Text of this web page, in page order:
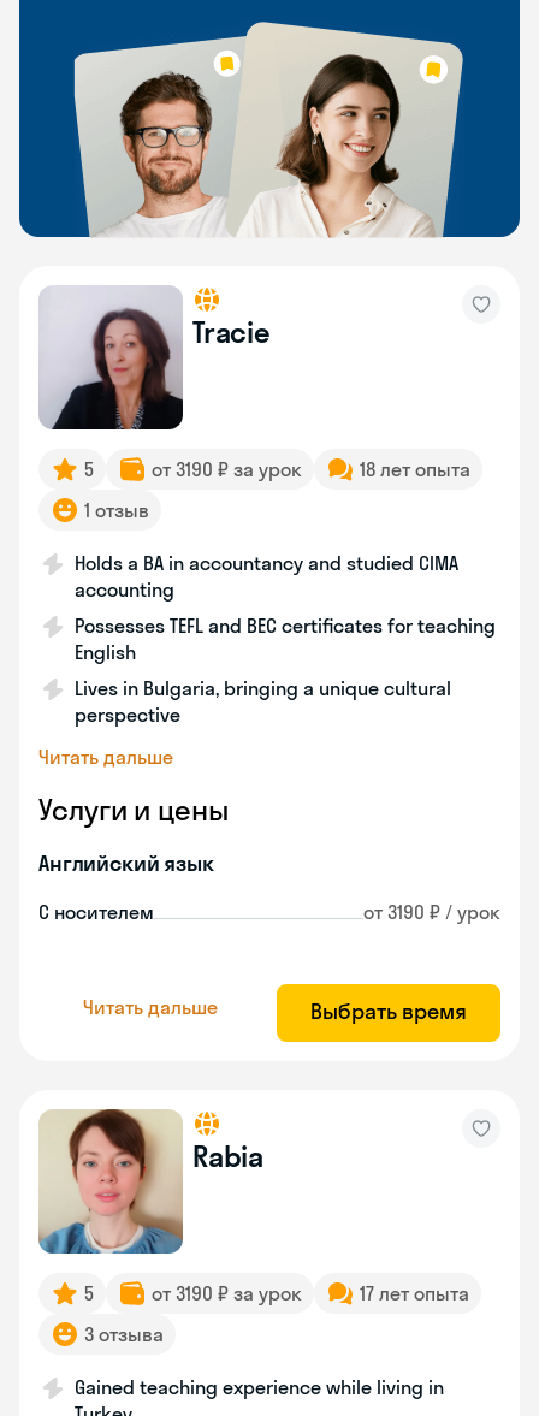
Tracie
5 от 3190 ₽ за урок
18 лет опыта
1 отзыв
Holds a BA in accountancy and studied CIMA
accounting
Possesses TEFL and BEC certificates for teaching
English
Lives in Bulgaria, bringing a unique cultural
perspective
Читать дальше
Услуги и цены
Английский язык
С носителем от 3190 ₽ / урок
Читать дальше Выбрать время
Rabia
5 от 3190 ₽ за урок
17 лет опыта
3 отзыва
Gained teaching experience while living in